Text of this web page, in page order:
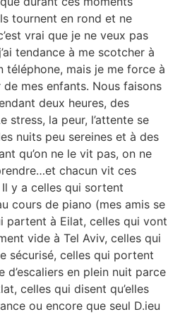
tournent en rond et ne
vrai que je ne veux pas
tendance à me scotcher à
téléphone, mais je me force à
de mes enfants. Nous faisons
deux heures, des
stress, la peur, l’attente se
nuits peu sereines et à des
qu’on ne le vit pas, on ne
chacun vit ces
y a celles qui sortent
cours de piano (mes amis se
partent à Eilat, celles qui vont
vide à Tel Aviv, celles qui
sécurisé, celles qui portent
d’escaliers en plein nuit parce
celles qui disent qu’elles
ou encore que seul D.ieu